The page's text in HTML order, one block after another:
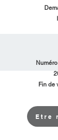
Fin de
Etre